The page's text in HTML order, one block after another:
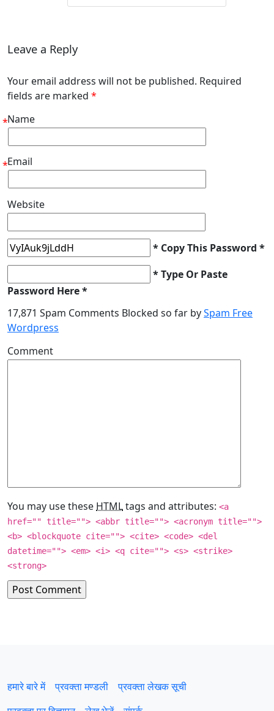
Leave a Reply
Your email address will not be published. Required
fields are marked *
Name
*
Email
*
Website
* Copy This Password *
* Type Or Paste
Password Here *
17,871 Spam Comments Blocked so far bySpam Free
Wordpress
Comment
You may use these HTMLtags and attributes: <a
href="" title=""> <abbr title=""> <acronym title="">
<b> <blockquote cite=""> <cite> <code> <del
datetime=""> <em> <i> <q cite=""> <s> <strike>
<strong>
हमारे बारे में प्रवक्‍ता मण्डली
प्रवक्ता लेखक सूची